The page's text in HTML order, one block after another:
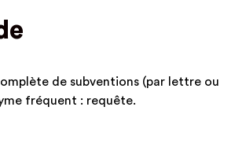
de subventions (par lettre ou
fréquent : requête.